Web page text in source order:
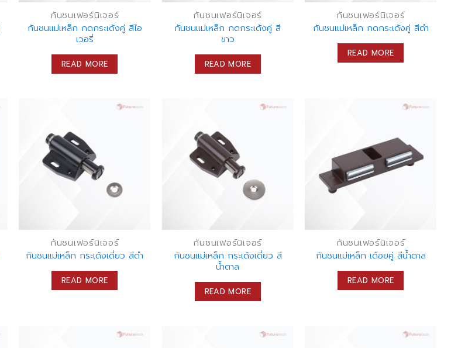
กันชนเฟอร์นิเจอร์
กันชนแม่เหล็ก กดกระเด้งคู่ สีไอ
เวอรี่
READ MORE
กันชนเฟอร์นิเจอร์
กันชนแม่เหล็ก กดกระเด้งคู่ สี
ขาว
READ MORE
กันชนเฟอร์นิเจอร์
กันชนแม่เหล็ก กดกระเด้งคู่ สีดำ
READ MORE
กันชนเฟอร์นิเจอร์
กันชนแม่เหล็ก กระเด้งเดี่ยว สีดำ
READ MORE
กันชนเฟอร์นิเจอร์
กันชนแม่เหล็ก กระเด้งเดี่ยว สี
น้ำตาล
READ MORE
กันชนเฟอร์นิเจอร์
กันชนแม่เหล็ก เดือยคู่ สีน้ำตาล
READ MORE